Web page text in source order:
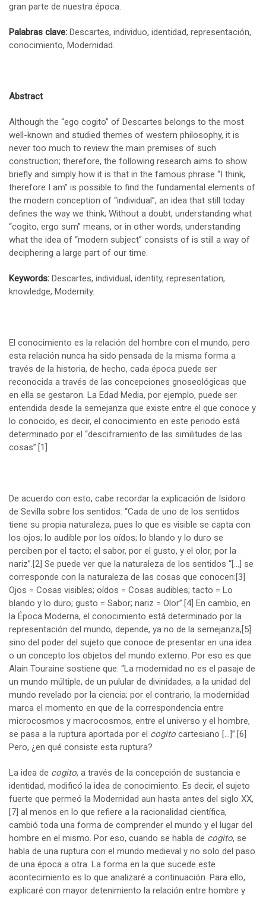
gran parte de nuestra época.
Palabras clave: Descartes, individuo, identidad, representación,
conocimiento, Modernidad.
Abstract
Although the “ego cogito” of Descartes belongs to the most
well-known and studied themes of western philosophy, it is
never too much to review the main premises of such
construction; therefore, the following research aims to show
briefly and simply how it is that in the famous phrase “I think,
therefore I am” is possible to find the fundamental elements of
the modern conception of “individual”, an idea that still today
defines the way we think; Without a doubt, understanding what
“cogito, ergo sum” means, or in other words, understanding
what the idea of “modern subject” consists of is still a way of
deciphering a large part of our time.
Keywords: Descartes, individual, identity, representation,
knowledge, Modernity.
El conocimiento es la relación del hombre con el mundo, pero
esta relación nunca ha sido pensada de la misma forma a
través de la historia, de hecho, cada época puede ser
reconocida a través de las concepciones gnoseológicas que
en ella se gestaron. La Edad Media, por ejemplo, puede ser
entendida desde la semejanza que existe entre el que conoce y
lo conocido, es decir, el conocimiento en este periodo está
determinado por el “desciframiento de las similitudes de las
cosas”.[1]
De acuerdo con esto, cabe recordar la explicación de Isidoro
de Sevilla sobre los sentidos: “Cada de uno de los sentidos
tiene su propia naturaleza, pues lo que es visible se capta con
los ojos; lo audible por los oídos; lo blando y lo duro se
perciben por el tacto; el sabor, por el gusto, y el olor, por la
nariz”.[2] Se puede ver que la naturaleza de los sentidos “[…] se
corresponde con la naturaleza de las cosas que conocen:[3]
Ojos = Cosas visibles; oídos = Cosas audibles; tacto = Lo
blando y lo duro; gusto = Sabor; nariz = Olor”.[4] En cambio, en
la Época Moderna, el conocimiento está determinado por la
representación del mundo, depende, ya no de la semejanza,[5]
sino del poder del sujeto que conoce de presentar en una idea
o un concepto los objetos del mundo externo. Por eso es que
Alain Touraine sostiene que: “La modernidad no es el pasaje de
un mundo múltiple, de un pulular de divinidades, a la unidad del
mundo revelado por la ciencia; por el contrario, la modernidad
marca el momento en que de la correspondencia entre
microcosmos y macrocosmos, entre el universo y el hombre,
se pasa a la ruptura aportada por el cogito cartesiano […]”.[6]
Pero, ¿en qué consiste esta ruptura?
La idea de cogito, a través de la concepción de sustancia e
identidad, modificó la idea de conocimiento. Es decir, el sujeto
fuerte que permeó la Modernidad aun hasta antes del siglo XX,
[7] al menos en lo que refiere a la racionalidad científica,
cambió toda una forma de comprender el mundo y el lugar del
hombre en el mismo. Por eso, cuando se habla de cogito, se
habla de una ruptura con el mundo medieval y no solo del paso
de una época a otra. La forma en la que sucede este
acontecimiento es lo que analizaré a continuación. Para ello,
explicaré con mayor detenimiento la relación entre hombre y